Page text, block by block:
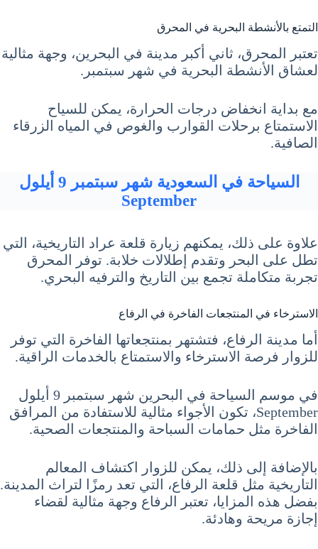
التمتع بالأنشطة البحرية في المحرق
تعتبر المحرق، ثاني أكبر مدينة في البحرين، وجهة مثالية
لعشاق الأنشطة البحرية في شهر سبتمبر.
مع بداية انخفاض درجات الحرارة، يمكن للسياح
الاستمتاع برحلات القوارب والغوص في المياه الزرقاء
الصافية.
السياحة في السعودية شهر سبتمبر 9 أيلول
September
علاوة على ذلك، يمكنهم زيارة قلعة عراد التاريخية، التي
تطل على البحر وتقدم إطلالات خلابة. توفر المحرق
تجربة متكاملة تجمع بين التاريخ والترفيه البحري.
الاسترخاء في المنتجعات الفاخرة في الرفاع
أما مدينة الرفاع، فتشتهر بمنتجعاتها الفاخرة التي توفر
للزوار فرصة الاسترخاء والاستمتاع بالخدمات الراقية.
في موسم السياحة في البحرين شهر سبتمبر 9 أيلول
September، تكون الأجواء مثالية للاستفادة من المرافق
الفاخرة مثل حمامات السباحة والمنتجعات الصحية.
بالإضافة إلى ذلك، يمكن للزوار اكتشاف المعالم
التاريخية مثل قلعة الرفاع، التي تعد رمزًا لتراث المدينة.
بفضل هذه المزايا، تعتبر الرفاع وجهة مثالية لقضاء
إجازة مريحة وهادئة.